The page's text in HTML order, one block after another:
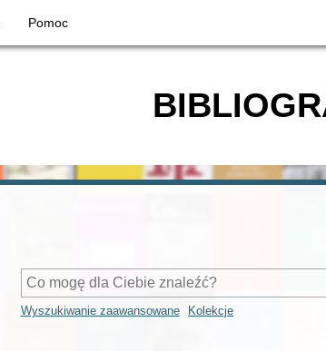
Pomoc
Wyszukiwanie zaawansowane Kolekcje